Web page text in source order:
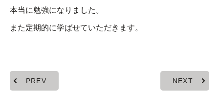
本当に勉強になりました。
また定期的に学ばせていただきます。
PREV NEXT